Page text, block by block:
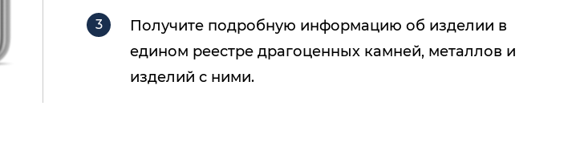
Получите подробную информацию об изделии в
едином реестре драгоценных камней, металлов и
изделий с ними.